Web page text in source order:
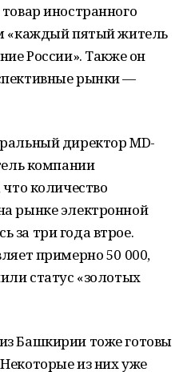
иностранного
«каждый пятый житель
России». Также он
рынки —
директор MD-
компании
количество
рынке электронной
за три года втрое.
примерно 50 000,
статус «золотых
Башкирии тоже готовы
из них уже